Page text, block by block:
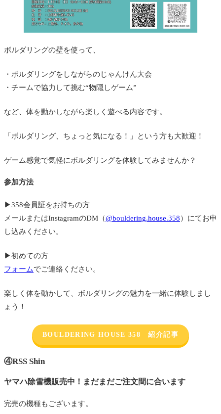
ボルダリングの壁を使って、
・ボルダリングをしながらのじゃんけん大会
・チームで協力して挑む“物隠しゲーム”
など、体を動かしながら楽しく遊べる内容です。
「ボルダリング、ちょっと気になる！」という方も大歓迎！
ゲーム感覚で気軽にボルダリングを体験してみませんか？
参加方法
▶358会員証をお持ちの方
メールまたはInstagramのDM（@bouldering.house.358）にてお申
し込みください。
▶初めての方
フォームでご連絡ください。
楽しく体を動かして、ボルダリングの魅力を一緒に体験しまし
ょう！
BOULDERING HOUSE 358 紹介記事
④RSS Shin
ヤマハ除雪機販売中！まだまだご注文間に合います
完売の機種もございます。